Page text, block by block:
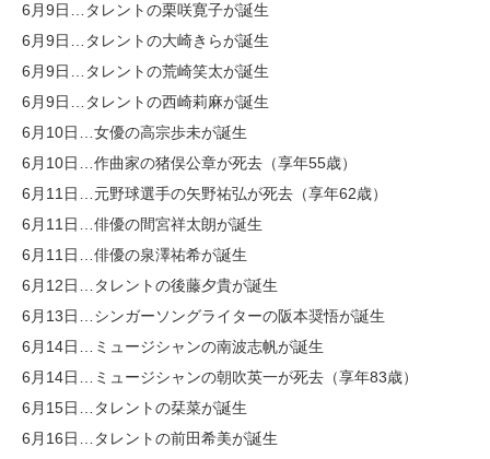
6月9日…タレントの栗咲寛子が誕生
6月9日…タレントの大崎きらが誕生
6月9日…タレントの荒崎笑太が誕生
6月9日…タレントの西崎莉麻が誕生
6月10日…女優の高宗歩未が誕生
6月10日…作曲家の猪俣公章が死去（享年55歳）
6月11日…元野球選手の矢野祐弘が死去（享年62歳）
6月11日…俳優の間宮祥太朗が誕生
6月11日…俳優の泉澤祐希が誕生
6月12日…タレントの後藤夕貴が誕生
6月13日…シンガーソングライターの阪本奨悟が誕生
6月14日…ミュージシャンの南波志帆が誕生
6月14日…ミュージシャンの朝吹英一が死去（享年83歳）
6月15日…タレントの栞菜が誕生
6月16日…タレントの前田希美が誕生